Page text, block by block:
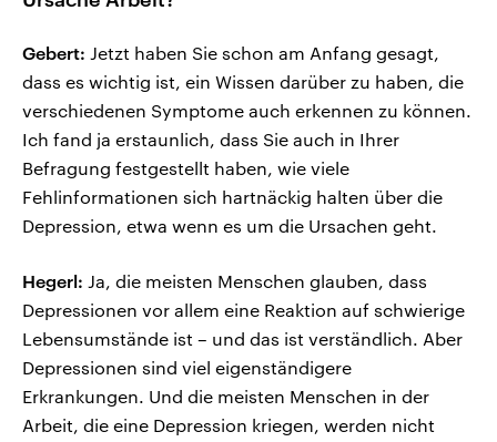
Gebert: Jetzt haben Sie schon am Anfang gesagt,
dass es wichtig ist, ein Wissen darüber zu haben, die
verschiedenen Symptome auch erkennen zu können.
Ich fand ja erstaunlich, dass Sie auch in Ihrer
Befragung festgestellt haben, wie viele
Fehlinformationen sich hartnäckig halten über die
Depression, etwa wenn es um die Ursachen geht.
Hegerl: Ja, die meisten Menschen glauben, dass
Depressionen vor allem eine Reaktion auf schwierige
Lebensumstände ist – und das ist verständlich. Aber
Depressionen sind viel eigenständigere
Erkrankungen. Und die meisten Menschen in der
Arbeit, die eine Depression kriegen, werden nicht